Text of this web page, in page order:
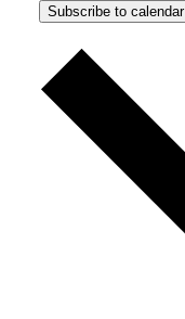
Subscribe to calendar